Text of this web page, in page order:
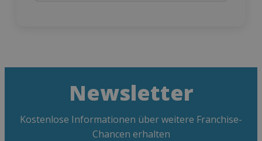
Newsletter
Kostenlose Informationen über weitere Franchise-
Chancen erhalten